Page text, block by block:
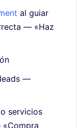
al guiar
— «Haz
—
servicios